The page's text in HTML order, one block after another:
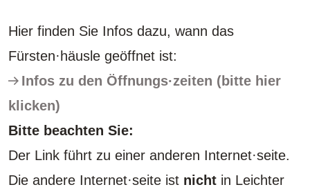
Hier finden Sie Infos dazu, wann das
Fürsten·häusle geöffnet ist:
Infos zu den Öffnungs·zeiten (bitte hier
klicken)
Bitte beachten Sie:
Der Link führt zu einer anderen Internet·seite.
Die andere Internet·seite ist nicht in Leichter